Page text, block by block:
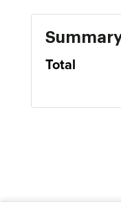
Total